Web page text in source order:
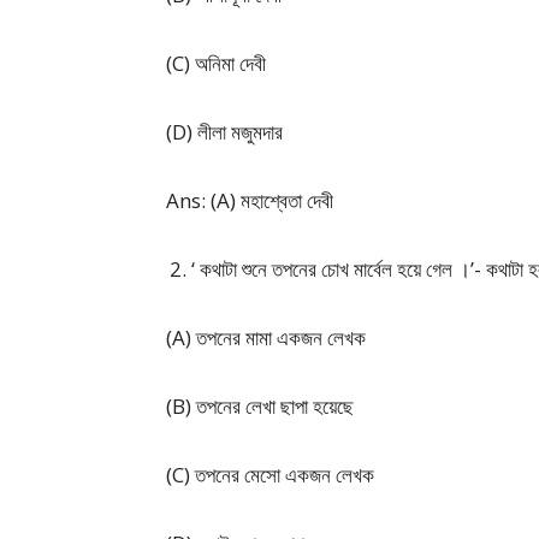
(C) অনিমা দেবী
(D) লীলা মজুমদার
Ans: (A) মহাশ্বেতা দেবী
‘ কথাটা শুনে তপনের চোখ মার্বেল হয়ে গেল ।’- কথাটা
(A) তপনের মামা একজন লেখক
(B) তপনের লেখা ছাপা হয়েছে
(C) তপনের মেসো একজন লেখক